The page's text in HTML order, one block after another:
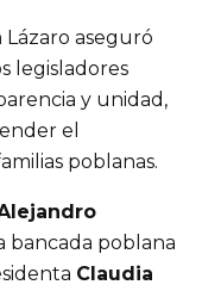
aseguró
legisladores
y unidad,
el
poblanas.
bancada poblana
Claudia